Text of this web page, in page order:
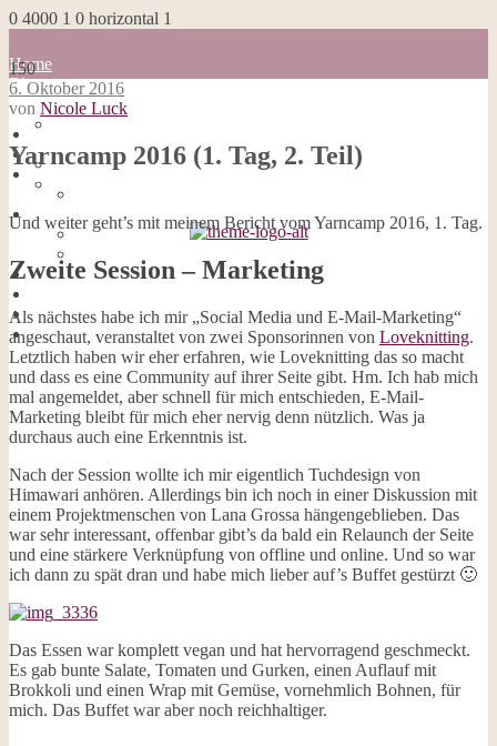
0 4000 1 0 horizontal 1
Home
Blog
about me
Impressum
Datenschutzerklärung
Galerie
Opal-Abos
Strickblogs
Hörbücher
150
Home
Blog
about me
Impressum
Datenschutzerklärung
Galerie
Strickblogs
Hörbücher
6. Oktober 2016
von Nicole Luck
Yarncamp 2016 (1. Tag, 2. Teil)
Und weiter geht’s mit meinem Bericht vom Yarncamp 2016, 1. Tag.
Zweite Session – Marketing
Als nächstes habe ich mir „Social Media und E-Mail-Marketing“
angeschaut, veranstaltet von zwei Sponsorinnen von Loveknitting.
Letztlich haben wir eher erfahren, wie Loveknitting das so macht
und dass es eine Community auf ihrer Seite gibt. Hm. Ich hab mich
mal angemeldet, aber schnell für mich entschieden, E-Mail-
Marketing bleibt für mich eher nervig denn nützlich. Was ja
durchaus auch eine Erkenntnis ist.
Nach der Session wollte ich mir eigentlich Tuchdesign von
Himawari anhören. Allerdings bin ich noch in einer Diskussion mit
einem Projektmenschen von Lana Grossa hängengeblieben. Das
war sehr interessant, offenbar gibt’s da bald ein Relaunch der Seite
und eine stärkere Verknüpfung von offline und online. Und so war
ich dann zu spät dran und habe mich lieber auf’s Buffet gestürzt 🙂
Das Essen war komplett vegan und hat hervorragend geschmeckt.
Es gab bunte Salate, Tomaten und Gurken, einen Auflauf mit
Brokkoli und einen Wrap mit Gemüse, vornehmlich Bohnen, für
mich. Das Buffet war aber noch reichhaltiger.